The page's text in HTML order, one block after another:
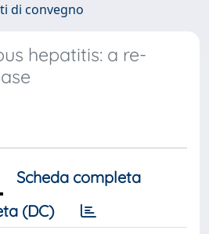
di convegno
hepatitis: a re-
Scheda completa
(DC)